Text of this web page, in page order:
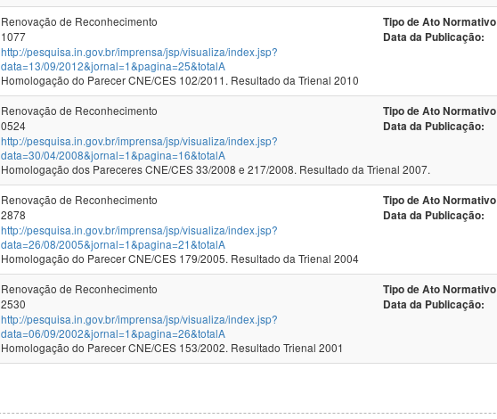
Renovação de Reconhecimento Tipo de Ato
1077 Data da Publicação:
http://pesquisa.in.gov.br/imprensa/jsp/visualiza/index.jsp?
data=13/09/2012&jornal=1&pagina=25&totalA
Homologação do Parecer CNE/CES 102/2011. Resultado da Trienal 2010
Renovação de Reconhecimento Tipo de Ato
0524 Data da Publicação:
http://pesquisa.in.gov.br/imprensa/jsp/visualiza/index.jsp?
data=30/04/2008&jornal=1&pagina=16&totalA
Homologação dos Pareceres CNE/CES 33/2008 e 217/2008. Resultado da Trienal 2007.
Renovação de Reconhecimento Tipo de Ato
2878 Data da Publicação:
http://pesquisa.in.gov.br/imprensa/jsp/visualiza/index.jsp?
data=26/08/2005&jornal=1&pagina=21&totalA
Homologação do Parecer CNE/CES 179/2005. Resultado da Trienal 2004
Renovação de Reconhecimento Tipo de Ato
2530 Data da Publicação:
http://pesquisa.in.gov.br/imprensa/jsp/visualiza/index.jsp?
data=06/09/2002&jornal=1&pagina=26&totalA
Homologação do Parecer CNE/CES 153/2002. Resultado Trienal 2001